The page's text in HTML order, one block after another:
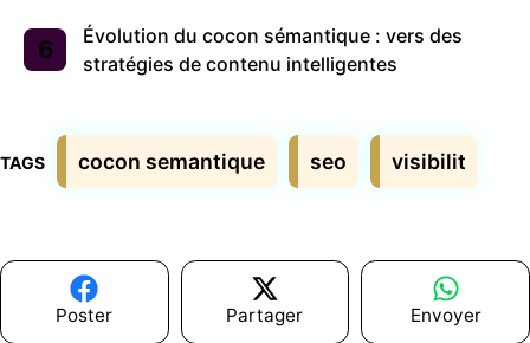
Évolution du cocon sémantique : vers des
stratégies de contenu intelligentes
Étiquettes
cocon semantique seo visibilit
Poster Partager Envoyer